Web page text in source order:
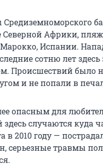
Средиземноморского
Северной Африки,
Испании.
сотню лет
Происшествий было
и не попали в
опасным для
случаются куда
в 2010 году —
серьезные травмы